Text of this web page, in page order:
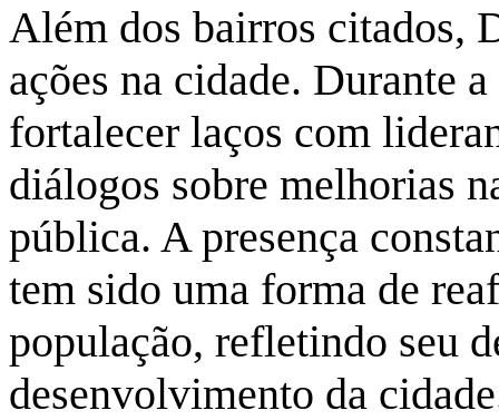
Além dos bairros citados,
ações na cidade. Durante
fortalecer laços com
diálogos sobre melhorias
pública. A presença
tem sido uma forma de
população, refletindo seu
desenvolvimento da